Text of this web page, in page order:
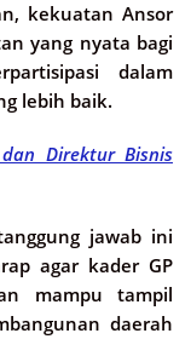
kekuatan Ansor
yang nyata bagi
dalam
lebih baik.
Direktur Bisnis
jawab ini
agar kader GP
mampu tampil
daerah